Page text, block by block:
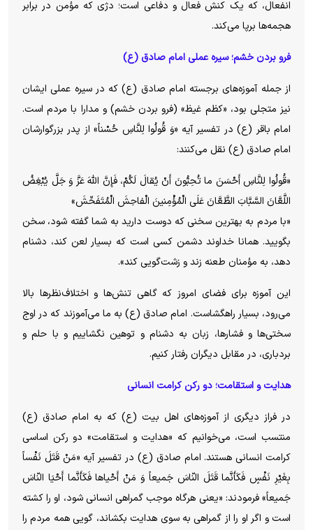
انفعال، که یک کنش فعال و دفاعی است؛ دژی که مؤمن در برابر
هجمه‌ها برپا می‌کند.
فرو بردن خشم؛ سیره عملی امام صادق (ع)
از جمله آموزه‌های برجسته امام صادق (ع) که در سیره عملی ایشان
نیز متجلی بود، «کظم غیظ» (فرو بردن خشم) و مدارا با مردم است.
امام باقر (ع) در تفسیر آیه «وَ قُولُوا لِلنَّاسِ حُسْناً» از پدر بزرگوارشان
امام صادق (ع) نقل می‌کنند:
«قُولُوا لِلنَّاسِ أَحْسَنَ ما تُحِبُّونَ أَنْ یُقالَ لَکُمْ، فَإِنَّ اللَّهَ عَزَّ وَ جَلَّ یُبْغِضُ
اللَّعَّانَ السَّبَّابَ الطَّعَّانَ عَلَی الْمُؤْمِنینَ الْفاحِشَ الْمُتَفَحِّشَ»
«با مردم به بهترین سخنی که دوست دارید به شما گفته شود، سخن
بگویید. همانا خداوند دشمن کسی است که بسیار لعن کند، دشنام
دهد، به مؤمنان طعنه زند و زشت‌گویی کند».
این آموزه برای فضای امروز که گاهی تنش‌ها و اختلاف‌نظرها بالا
می‌رود، بسیار راهگشاست. امام صادق (ع) به ما می‌آموزند که در اوج
سختی‌ها و فشارها، زبان به دشنام و توهین نگشاییم و با حلم و
بردباری، در مقابل دیگران رفتار کنیم.
هدایت و استقامت؛ دو رکن کرامت انسانی
در فراز دیگری از آموزه‌های اهل بیت (ع) که به امام صادق (ع)
منتسب است، می‌خوانیم که «هدایت و استقامت» دو رکن اساسی
کرامت انسانی هستند. امام صادق (ع) در تفسیر آیه «مَنْ قَتَلَ نَفْساً
بِغَیْرِ نَفْسٍ فَکَأَنَّما قَتَلَ النّاسَ جَمیعاً وَ مَنْ أَحْیاها فَکَأَنَّما أَحْیَا النّاسَ
جَمیعاً» فرمودند: «یعنی هرگاه موجب گمراهی انسانی شود، او را کشته
است و اگر او را از گمراهی به سوی هدایت بکشاند، گویی همه مردم را